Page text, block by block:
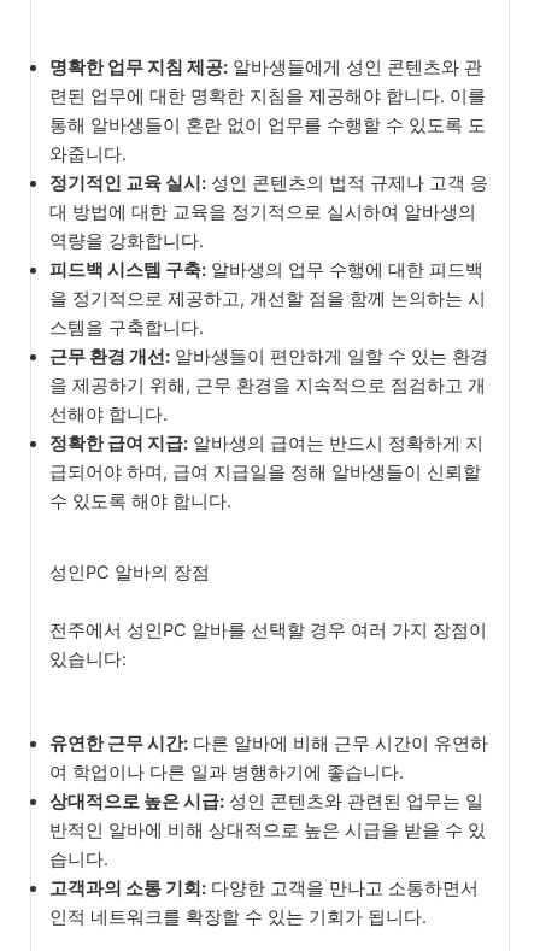
명확한 업무 지침 제공: 알바생들에게 성인 콘텐츠와 관
련된 업무에 대한 명확한 지침을 제공해야 합니다. 이를
통해 알바생들이 혼란 없이 업무를 수행할 수 있도록 도
와줍니다.
정기적인 교육 실시: 성인 콘텐츠의 법적 규제나 고객 응
대 방법에 대한 교육을 정기적으로 실시하여 알바생의
역량을 강화합니다.
피드백 시스템 구축: 알바생의 업무 수행에 대한 피드백
을 정기적으로 제공하고, 개선할 점을 함께 논의하는 시
스템을 구축합니다.
근무 환경 개선: 알바생들이 편안하게 일할 수 있는 환경
을 제공하기 위해, 근무 환경을 지속적으로 점검하고 개
선해야 합니다.
정확한 급여 지급: 알바생의 급여는 반드시 정확하게 지
급되어야 하며, 급여 지급일을 정해 알바생들이 신뢰할
수 있도록 해야 합니다.
성인PC 알바의 장점
전주에서 성인PC 알바를 선택할 경우 여러 가지 장점이
있습니다:
유연한 근무 시간: 다른 알바에 비해 근무 시간이 유연하
여 학업이나 다른 일과 병행하기에 좋습니다.
상대적으로 높은 시급: 성인 콘텐츠와 관련된 업무는 일
반적인 알바에 비해 상대적으로 높은 시급을 받을 수 있
습니다.
고객과의 소통 기회: 다양한 고객을 만나고 소통하면서
인적 네트워크를 확장할 수 있는 기회가 됩니다.